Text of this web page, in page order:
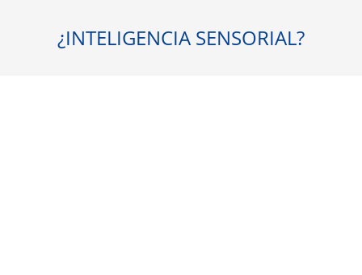
¿INTELIGENCIA SENSORIAL?